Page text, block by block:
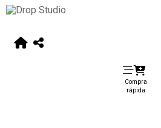
Compra
rápida